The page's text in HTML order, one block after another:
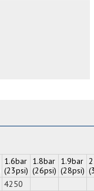
1.6bar
(23psi)
1.8bar
(26psi)
1.9bar
(28psi)
4250